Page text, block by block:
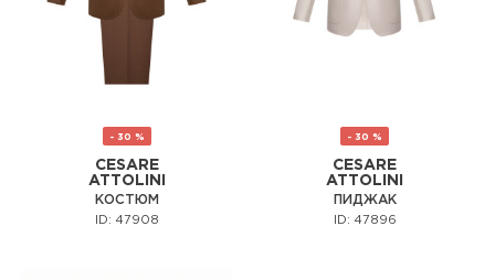
- 30 %
CESARE
ATTOLINI
КОСТЮМ
ID: 47908
- 30 %
CESARE
ATTOLINI
ПИДЖАК
ID: 47896